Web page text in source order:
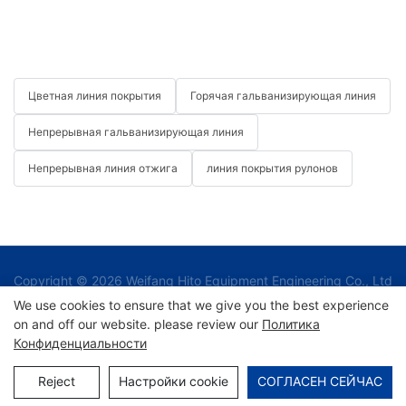
Цветная линия покрытия Горячая гальванизирующая линия
Непрерывная гальванизирующая линия
Непрерывная линия отжига линия покрытия рулонов
Copyright © 2026 Weifang Hito Equipment Engineering Co., Ltd
|
Карта сайта
We use cookies to ensure that we give you the best experience
on and off our website. please review our Политика
Конфиденциальности
Reject Настройки cookie СОГЛАСЕН СЕЙЧАС